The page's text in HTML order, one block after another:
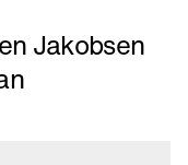
Jakobsen